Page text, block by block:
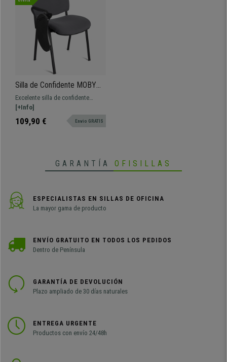
Silla de Confidente MOBY
con PALA abatible para
escritura, ¡Precio
Patas Negras
Excelente silla de confidente
diseño MOBY con PALA para
escritura. Este modelo incluye una
pala para escritura abatible. La
sea necesario una silla con pala
[+Info]
109,90 € Envio GRATIS
GARANTÍA OFISILLAS
ESPECIALISTAS EN SILLAS DE OFICINA
La mayor gama de producto
ENVÍO GRATUITO EN TODOS LOS PEDIDOS
Dentro de Península
GARANTÍA DE DEVOLUCIÓN
Plazo ampliado de 30 días naturales
ENTREGA URGENTE
Productos con envío 24/48h